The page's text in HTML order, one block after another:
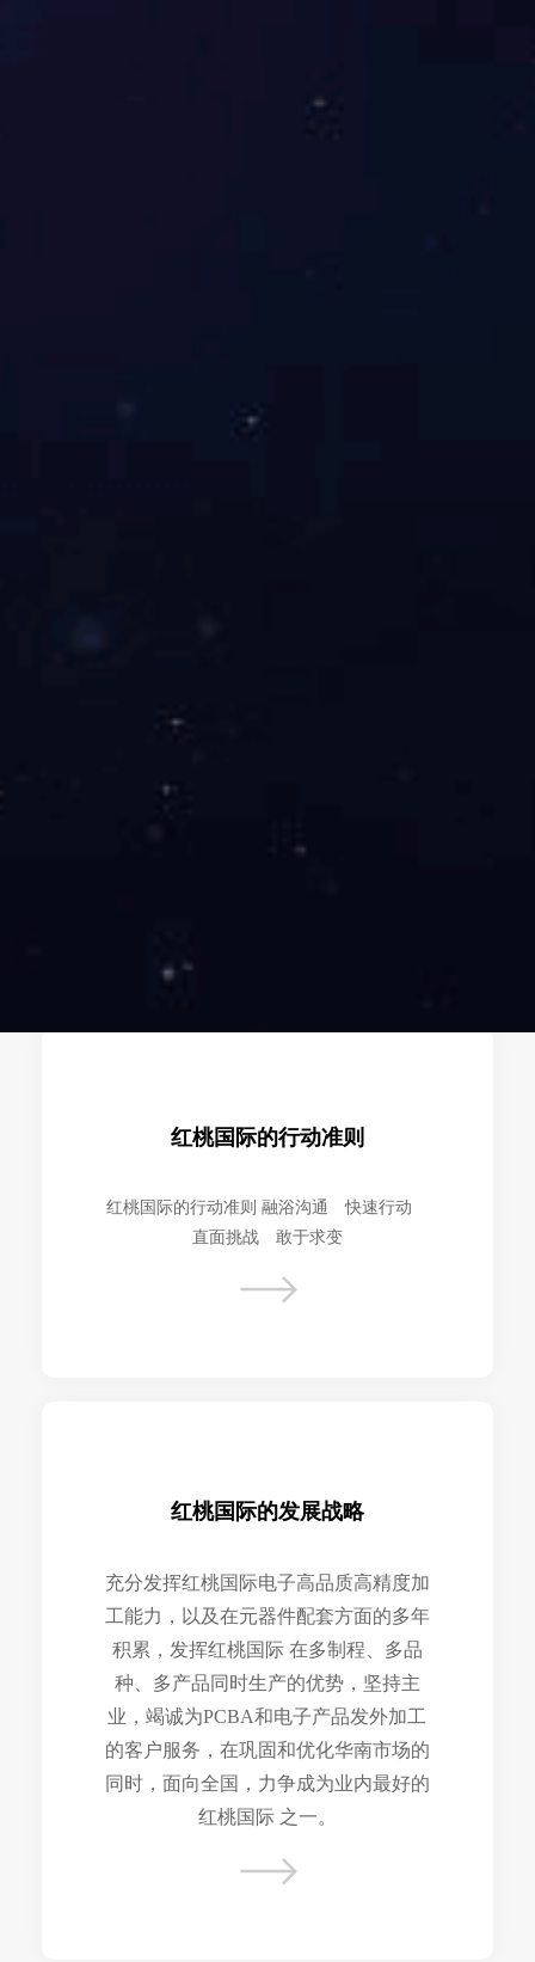
红桃国际的经营理念
红桃国际的服务宗旨
红桃国际的行动准则
红桃国际的行动准则 融浴沟通 快速行动
直面挑战 敢于求变
红桃国际的发展战略
充分发挥红桃国际电子高品质高精度加
工能力，以及在元器件配套方面的多年
积累，发挥红桃国际 在多制程、多品
种、多产品同时生产的优势，坚持主
业，竭诚为PCBA和电子产品发外加工
的客户服务，在巩固和优化华南市场的
同时，面向全国，力争成为业内最好的
红桃国际 之一。